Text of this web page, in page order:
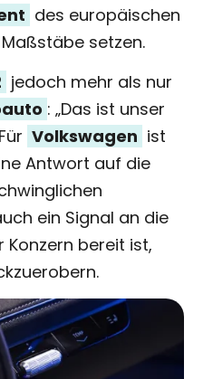
des europäischen
setzen.
jedoch mehr als nur
: „Das ist unser
Volkswagen ist
Antwort auf die
ein Signal an die
Konzern bereit ist,